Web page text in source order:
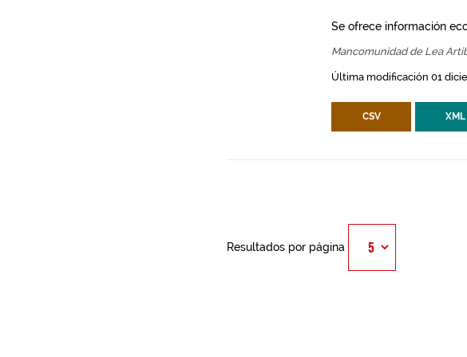
Se ofrece información
Mancomunidad de Lea
Última modificación 01
CSV XML
Resultados por página